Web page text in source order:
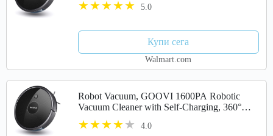
Modes Vacuum Best for Pet Hairs, Hard...
5.0
Купи сега
Walmart.com
Robot Vacuum, GOOVI 1600PA Robotic
Vacuum Cleaner with Self-Charging, 360°
Smart Sensor Protectio, Multiple Cleaning
Modes Vacuum Best for Pet Hairs, Hard...
4.0